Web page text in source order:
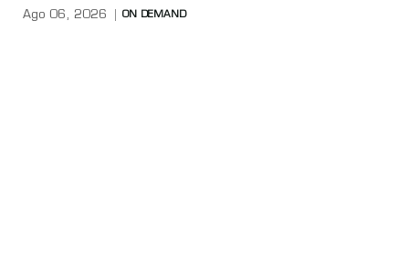
Ago 06, 2026 ON DEMAND